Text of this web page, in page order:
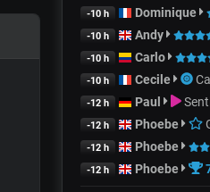
-10 h Dominique
-10 h Andy
-10 h Carlo
-10 h Cecile
-12 h Paul
-12 h Phoebe
-12 h Phoebe
-12 h Phoebe